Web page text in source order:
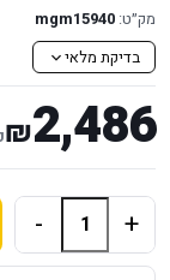
מק״ט: mgm15940
בדיקת מלאי
2,486
₪
+
-